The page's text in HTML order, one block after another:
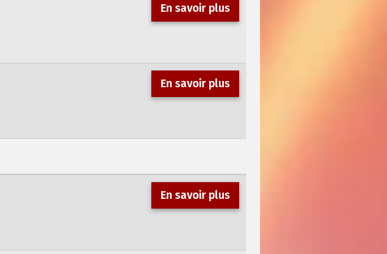
En savoir plus
En savoir plus
En savoir plus